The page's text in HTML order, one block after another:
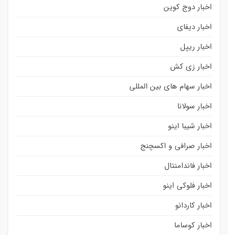
اخبار دوج کوین
اخبار دیفای
اخبار ریپل
اخبار زی کش
اخبار سهام های بین المللی
اخبار سولانا
اخبار شیبا اینو
اخبار صرافی و اکسچنج
اخبار فاندامنتال
اخبار فلوکی اینو
اخبار کاردانو
اخبار کوساما